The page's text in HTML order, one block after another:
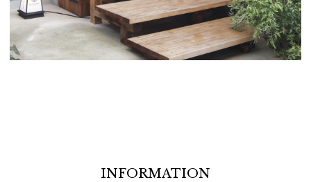
INFORMATION